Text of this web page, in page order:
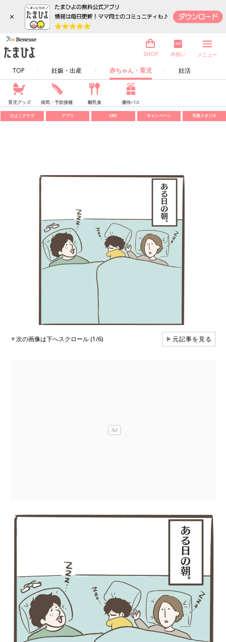
×
TOP 妊娠・出産 赤ちゃん・育児 妊活
SHOP 内祝い メニュー
育児グッズ 病気・予防接種 離乳食 優待パス
ひよこクラブ アプリ SNS キャンペーン 写真スタジオ
▼次の画像は下へスクロール (1/6) ▶元記事を見る